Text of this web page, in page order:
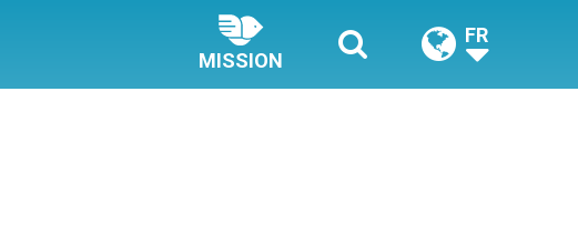
MISSION
FR